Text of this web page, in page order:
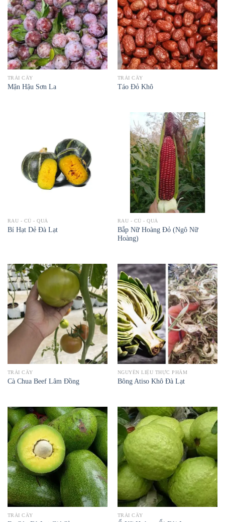
TRÁI CÂY
Mận Hậu Sơn La
TRÁI CÂY
Táo Đỏ Khô
RAU - CỦ - QUẢ
Bí Hạt Dẻ Đà Lạt
RAU - CỦ - QUẢ
Bắp Nữ Hoàng Đỏ (Ngô Nữ
Hoàng)
TRÁI CÂY
Cà Chua Beef Lâm Đồng
NGUYÊN LIỆU THỰC PHẨM
Bông Atiso Khô Đà Lạt
TRÁI CÂY TRÁI CÂY